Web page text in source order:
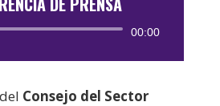
Reproductor
00:00
Consejo del Sector